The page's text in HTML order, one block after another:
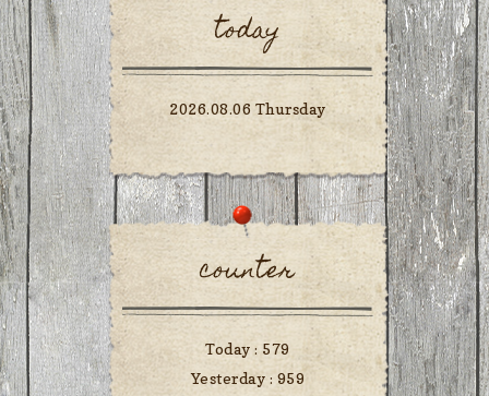
today
2026.08.06 Thursday
counter
Today : 579
Yesterday : 959